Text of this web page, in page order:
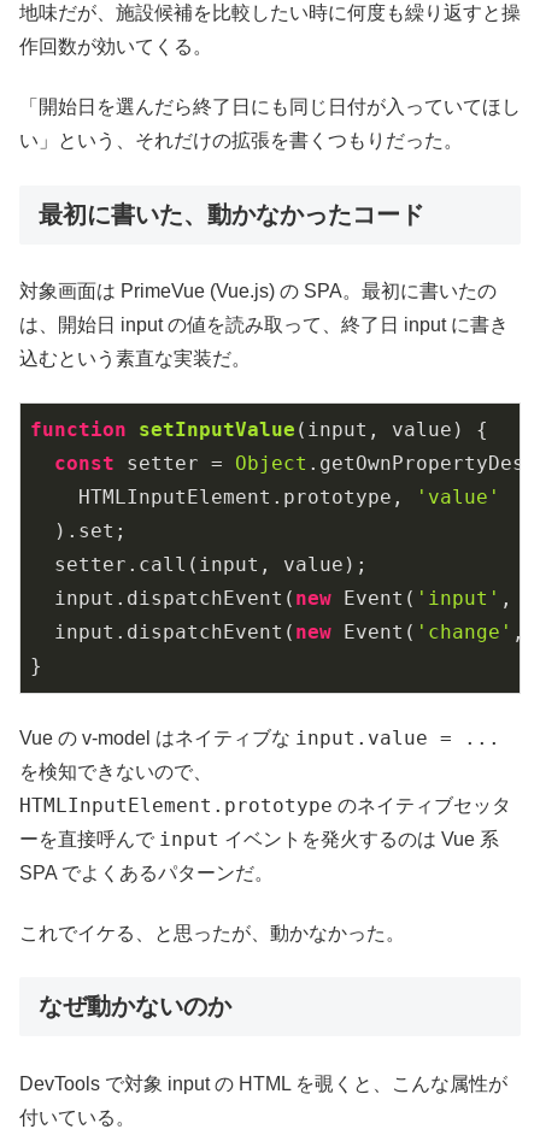
地味だが、施設候補を比較したい時に何度も繰り返すと操
作回数が効いてくる。
「開始日を選んだら終了日にも同じ日付が入っていてほし
い」という、それだけの拡張を書くつもりだった。
最初に書いた、動かなかったコード
対象画面は PrimeVue (Vue.js) の SPA。最初に書いたの
は、開始日 input の値を読み取って、終了日 input に書き
込むという素直な実装だ。
function setInputValue ( input, value ) {
const setter = Object
    HTMLInputElement.prototype,
'value'
  ).set;
  setter.call(input, value);
  input.dispatchEvent(
new Event( 'input' ,
  input.dispatchEvent(
new Event( 'change' ,
}
Vue の v-model はネイティブな input.value = ...
を検知できないので、
HTMLInputElement.prototype のネイティブセッタ
ーを直接呼んで input イベントを発火するのは Vue 系
SPA でよくあるパターンだ。
これでイケる、と思ったが、動かなかった。
なぜ動かないのか
DevTools で対象 input の HTML を覗くと、こんな属性が
付いている。